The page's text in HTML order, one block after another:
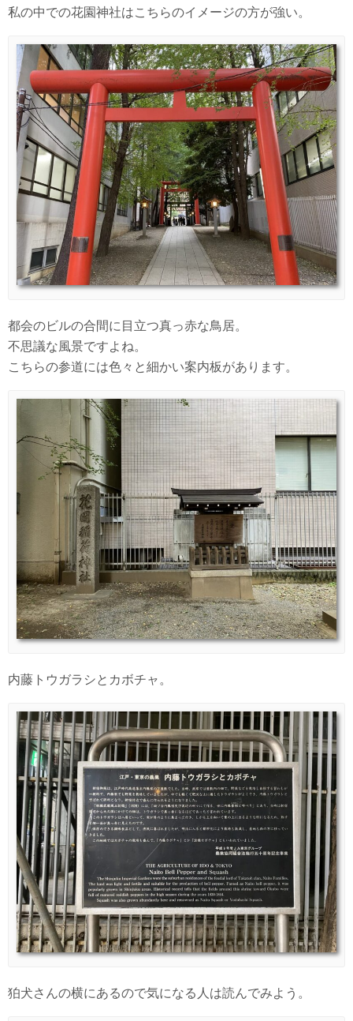
私の中での花園神社はこちらのイメージの方が強い。
都会のビルの合間に目立つ真っ赤な鳥居。
不思議な風景ですよね。
こちらの参道には色々と細かい案内板があります。
内藤トウガラシとカボチャ。
狛犬さんの横にあるので気になる人は読んでみよう。